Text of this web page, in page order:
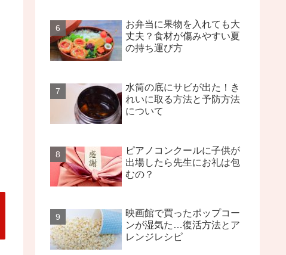
お弁当に果物を入れても大
丈夫？食材が傷みやすい夏
の持ち運び方
水筒の底にサビが出た！き
れいに取る方法と予防方法
について
ピアノコンクールに子供が
出場したら先生にお礼は包
むの？
映画館で買ったポップコー
ンが湿気た…復活方法とア
レンジレシピ